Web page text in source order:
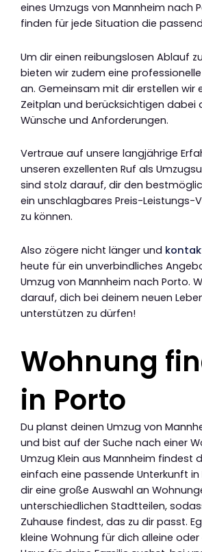
eines Umzugs von Mannheim nach
finden für jede Situation die
Um dir einen reibungslosen Ablauf
bieten wir zudem eine
an. Gemeinsam mit dir erstellen wir
Zeitplan und berücksichtigen dabei
Wünsche und Anforderungen.
Vertraue auf unsere langjährige
unseren exzellenten Ruf als
sind stolz darauf, dir den
ein unschlagbares Preis-Leistungs-
zu können.
Also zögere nicht länger und
heute für ein unverbindliches
Umzug von Mannheim nach Porto.
darauf, dich bei deinem neuen
unterstützen zu dürfen!
Wohnung
in Porto
Du planst deinen Umzug von
und bist auf der Suche nach einer
Umzug Klein aus Mannheim findest
einfach eine passende Unterkunft in
dir eine große Auswahl an
unterschiedlichen Stadtteilen,
Zuhause findest, das zu dir passt.
kleine Wohnung für dich alleine